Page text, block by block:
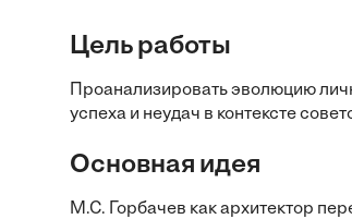
Цель работы
Проанализировать эволюцию
успеха и неудач в контексте
Основная идея
М.С. Горбачев как архитектор